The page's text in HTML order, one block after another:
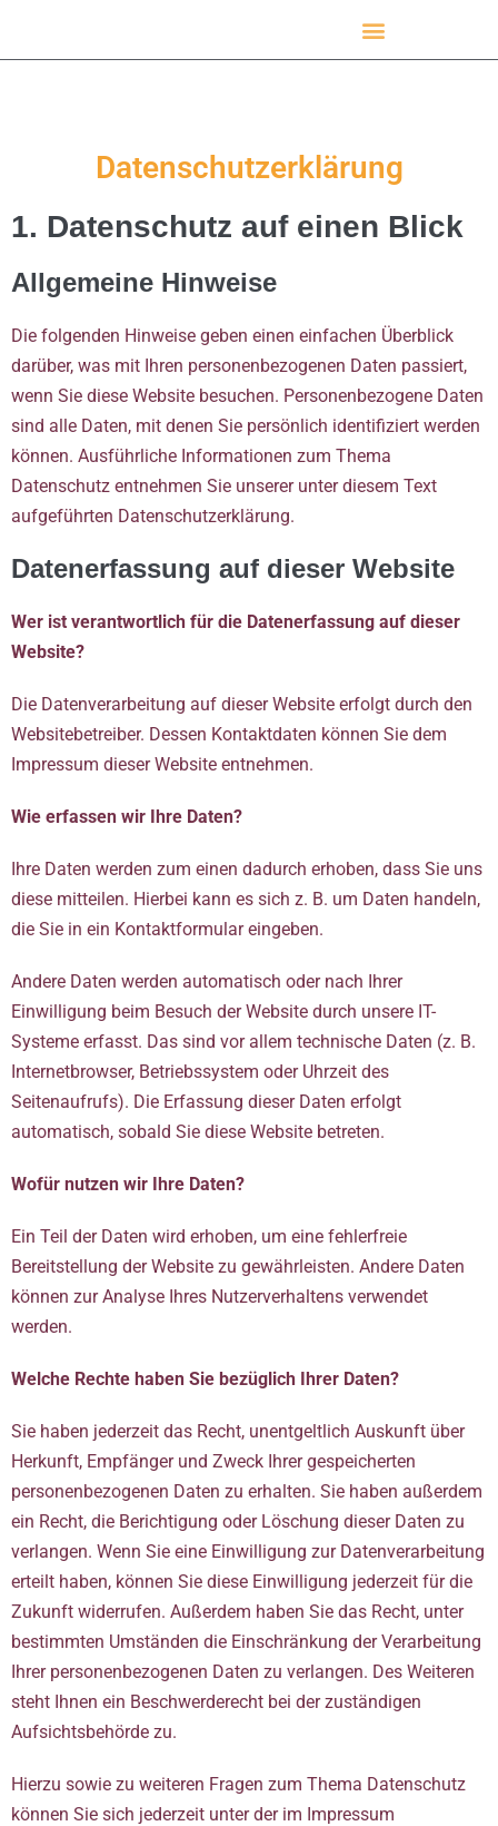
Datenschutzerklärung
1. Datenschutz auf einen Blick
Allgemeine Hinweise
Die folgenden Hinweise geben einen einfachen Überblick
darüber, was mit Ihren personenbezogenen Daten passiert,
wenn Sie diese Website besuchen. Personenbezogene Daten
sind alle Daten, mit denen Sie persönlich identifiziert werden
können. Ausführliche Informationen zum Thema
Datenschutz entnehmen Sie unserer unter diesem Text
aufgeführten Datenschutzerklärung.
Datenerfassung auf dieser Website
Wer ist verantwortlich für die Datenerfassung auf dieser
Website?
Die Datenverarbeitung auf dieser Website erfolgt durch den
Websitebetreiber. Dessen Kontaktdaten können Sie dem
Impressum dieser Website entnehmen.
Wie erfassen wir Ihre Daten?
Ihre Daten werden zum einen dadurch erhoben, dass Sie uns
diese mitteilen. Hierbei kann es sich z. B. um Daten handeln,
die Sie in ein Kontaktformular eingeben.
Andere Daten werden automatisch oder nach Ihrer
Einwilligung beim Besuch der Website durch unsere IT-
Systeme erfasst. Das sind vor allem technische Daten (z. B.
Internetbrowser, Betriebssystem oder Uhrzeit des
Seitenaufrufs). Die Erfassung dieser Daten erfolgt
automatisch, sobald Sie diese Website betreten.
Wofür nutzen wir Ihre Daten?
Ein Teil der Daten wird erhoben, um eine fehlerfreie
Bereitstellung der Website zu gewährleisten. Andere Daten
können zur Analyse Ihres Nutzerverhaltens verwendet
werden.
Welche Rechte haben Sie bezüglich Ihrer Daten?
Sie haben jederzeit das Recht, unentgeltlich Auskunft über
Herkunft, Empfänger und Zweck Ihrer gespeicherten
personenbezogenen Daten zu erhalten. Sie haben außerdem
ein Recht, die Berichtigung oder Löschung dieser Daten zu
verlangen. Wenn Sie eine Einwilligung zur Datenverarbeitung
erteilt haben, können Sie diese Einwilligung jederzeit für die
Zukunft widerrufen. Außerdem haben Sie das Recht, unter
bestimmten Umständen die Einschränkung der Verarbeitung
Ihrer personenbezogenen Daten zu verlangen. Des Weiteren
steht Ihnen ein Beschwerderecht bei der zuständigen
Aufsichtsbehörde zu.
Hierzu sowie zu weiteren Fragen zum Thema Datenschutz
können Sie sich jederzeit unter der im Impressum